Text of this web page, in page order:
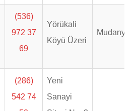
(536)
972 37
69
Yörükali
Köyü Üzeri
Mudanya
(286)
542 74
Yeni
Sanayi